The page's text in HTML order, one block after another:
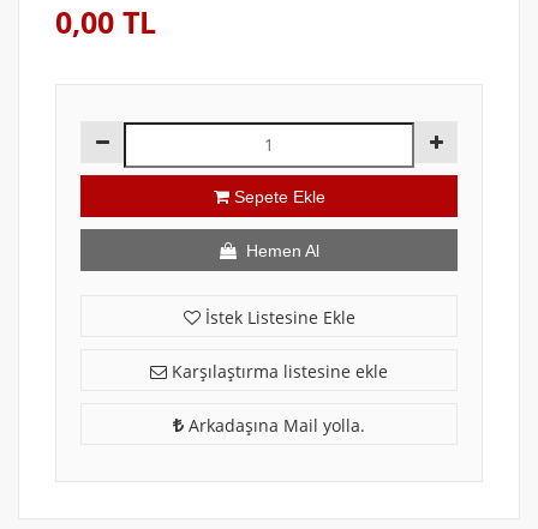
0,00 TL
Sepete Ekle
Hemen Al
İstek Listesine Ekle
Karşılaştırma listesine ekle
Arkadaşına Mail yolla.